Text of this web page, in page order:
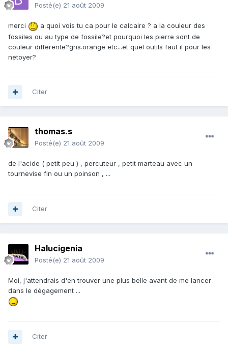
Posté(e) 21 août 2009
merci
a quoi vois tu ca pour le calcaire ? a la couleur des
fossiles ou au type de fossile?et pourquoi les pierre sont de
couleur differente?gris.orange etc...et quel outils faut il pour les
netoyer?
Citer
thomas.s
Posté(e) 21 août 2009
de l'acide ( petit peu ) , percuteur , petit marteau avec un
tournevise fin ou un poinson , ...
Citer
Halucigenia
Posté(e) 21 août 2009
Moi, j'attendrais d'en trouver une plus belle avant de me lancer
dans le dégagement ...
Citer